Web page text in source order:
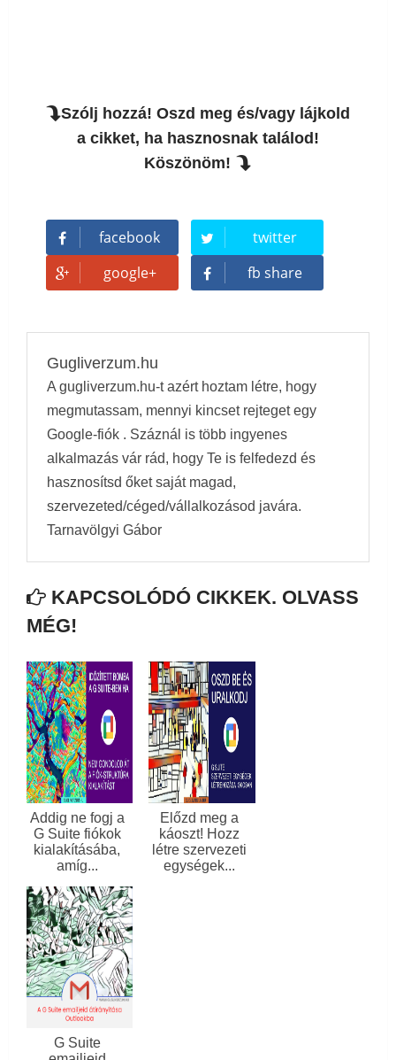
Szólj hozzá! Oszd meg és/vagy lájkold
a cikket, ha hasznosnak találod!
Köszönöm!
facebook
twitter
google+
fb share
Gugliverzum.hu
A gugliverzum.hu-t azért hoztam létre, hogy
megmutassam, mennyi kincset rejteget egy
Google-fiók . Száznál is több ingyenes
alkalmazás vár rád, hogy Te is felfedezd és
hasznosítsd őket saját magad,
szervezeted/céged/vállalkozásod javára.
Tarnavölgyi Gábor
KAPCSOLÓDÓ CIKKEK. OLVASS
MÉG!
Addig ne fogj a
G Suite fiókok
kialakításába,
amíg...
Előzd meg a
káoszt! Hozz
létre szervezeti
egységek...
G Suite